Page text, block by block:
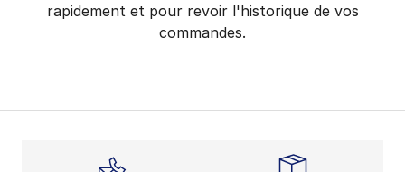
rapidement et pour revoir l'historique de vos
commandes.